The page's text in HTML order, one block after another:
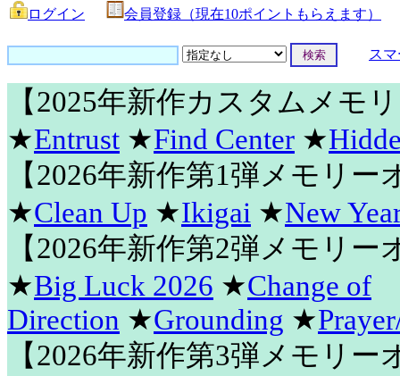
ログイン 会員登録（現在10ポイントもらえます）
ス
【2025年新作カスタムメモ
★Entrust ★Find Center ★
【2026年新作第1弾メモリー
★Clean Up ★Ikigai ★New
【2026年新作第2弾メモリー
★Big Luck 2026 ★Change of
Direction ★Grounding ★
【2026年新作第3弾メモリー